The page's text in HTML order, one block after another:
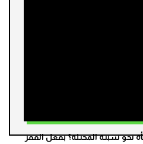
نحو سبتة المحتلة؟ بفعل الفقر